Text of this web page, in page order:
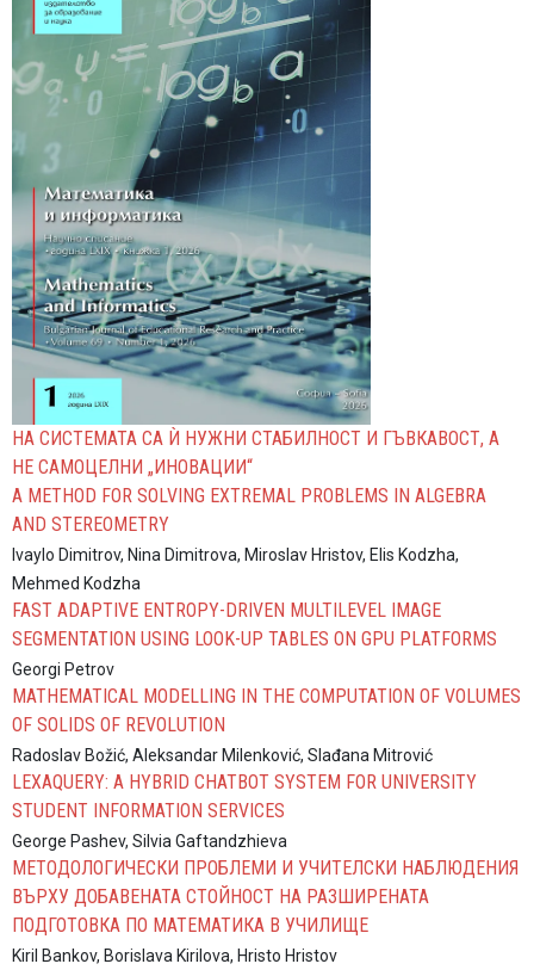
НА СИСТЕМАТА СА Ѝ НУЖНИ СТАБИЛНОСТ И ГЪВКАВОСТ, А
НЕ САМОЦЕЛНИ „ИНОВАЦИИ“
A METHOD FOR SOLVING EXTREMAL PROBLEMS IN ALGEBRA
AND STEREOMETRY
Ivaylo Dimitrov, Nina Dimitrova, Miroslav Hristov, Elis Kodzha,
Mehmed Kodzha
FAST ADAPTIVE ENTROPY-DRIVEN MULTILEVEL IMAGE
SEGMENTATION USING LOOK-UP TABLES ON GPU PLATFORMS
Georgi Petrov
MATHEMATICAL MODELLING IN THE COMPUTATION OF VOLUMES
OF SOLIDS OF REVOLUTION
Radoslav Božić, Aleksandar Milenković, Slađana Mitrović
LEXAQUERY: A HYBRID CHATBOT SYSTEM FOR UNIVERSITY
STUDENT INFORMATION SERVICES
George Pashev, Silvia Gaftandzhieva
МЕТОДОЛОГИЧЕСКИ ПРОБЛЕМИ И УЧИТЕЛСКИ НАБЛЮДЕНИЯ
ВЪРХУ ДОБАВЕНАТА СТОЙНОСТ НА РАЗШИРЕНАТА
ПОДГОТОВКА ПО МАТЕМАТИКА В УЧИЛИЩЕ
Kiril Bankov, Borislava Kirilova, Hristo Hristov